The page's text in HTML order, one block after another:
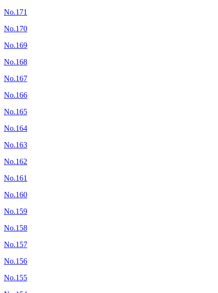
No.171
No.170
No.169
No.168
No.167
No.166
No.165
No.164
No.163
No.162
No.161
No.160
No.159
No.158
No.157
No.156
No.155